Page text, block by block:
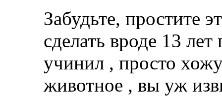
Забудьте, простите
сделать вроде 13
учинил , просто
животное , вы уж